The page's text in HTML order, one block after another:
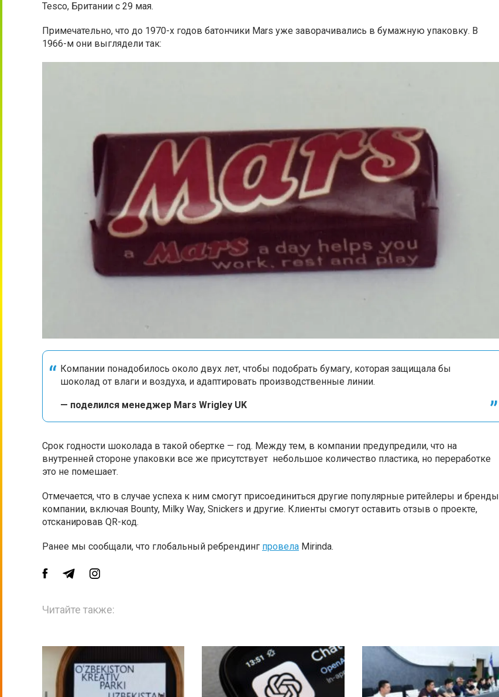
Tesco, Британии с 29 мая.
Примечательно, что до 1970-х годов батончики Mars уже заворачивались в бумажную упаковку. В
1966-м они выглядели так:
Компании понадобилось около двух лет, чтобы подобрать бумагу, которая защищала бы
шоколад от влаги и воздуха, и адаптировать производственные линии.
— поделился менеджер Mars Wrigley UK
Срок годности шоколада в такой обертке — год. Между тем, в компании предупредили, что на
внутренней стороне упаковки все же присутствует небольшое количество пластика, но переработке
это не помешает.
Отмечается, что в случае успеха к ним смогут присоединиться другие популярные ритейлеры и бренды
компании, включая Bounty, Milky Way, Snickers и другие. Клиенты смогут оставить отзыв о проекте,
отсканировав QR-код.
Ранее мы сообщали, что глобальный ребрендинг провела Mirinda.
Читайте также: